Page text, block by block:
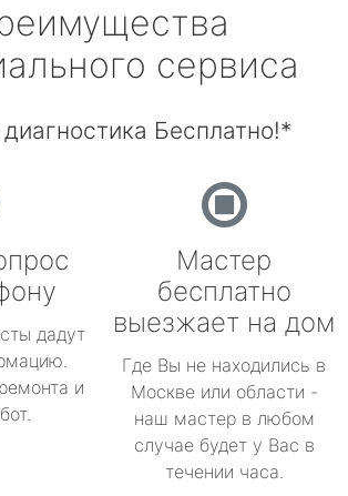
сервиса
Бесплатно!*
дадут
и
Мастер
бесплатно
выезжает на дом
Где Вы не находились в
Москве или области -
наш мастер в любом
случае будет у Вас в
течении часа.